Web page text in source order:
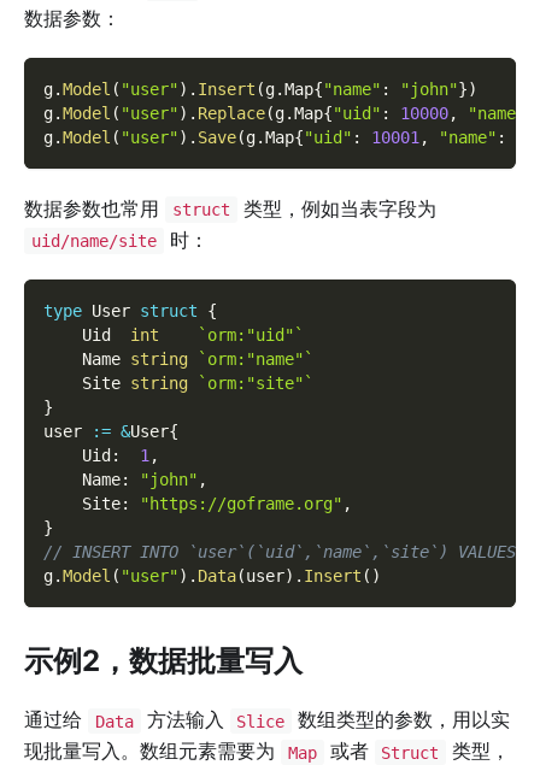
数据参数：
g.Model ( "user") . Insert (g.Map{"name" : "john"})
g.Model ( "user") . Replace(g.Map{"uid" : 10000, "name"
g.Model ( "user") . Save(g.Map{"uid" : 10001 , "name" :
数据参数也常用 struct 类型，例如当表字段为
uid/name/site 时：
type User struct
{
    Uid
int
`orm:"uid"`
    Name
string
`orm:"name"`
    Site
string
`orm:"site"`
}
user
:= &User{
    Uid
: 1,
    Name
: "john" ,
    Site
: "https://goframe.org" ,
}
// INSERT INTO `user`(`uid`,`name`,`site`)
g.Model ( "user") . Data(user) . Insert ( )
示例2，数据批量写入
通过给 Data 方法输入 Slice
数组类型的参数，用以实
现批量写入。数组元素需要为
Map 或者 Struct
类型，